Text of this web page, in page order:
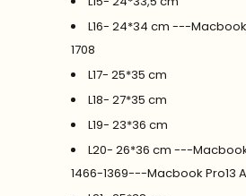
L16- 24*34 cm ---Macbook
1708
L17- 25*35 cm
L18- 27*35 cm
L19- 23*36 cm
L20- 26*36 cm ---Macbook
1466-1369---Macbook Pro13